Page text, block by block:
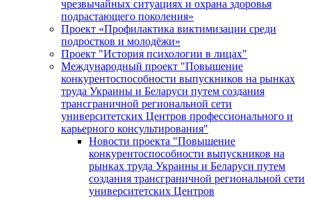
чрезвычайных ситуациях и охрана здоровья
подрастающего поколения»
Проект «Профилактика виктимизации среди
подростков и молодёжи»
Проект "История психологии в лицах"
Международный проект "Повышение
конкурентоспособности выпускников на рынках
труда Украины и Беларуси путем создания
трансграничной региональной сети
университетских Центров профессионального и
карьерного консультирования"
Новости проекта "Повышение
конкурентоспособности выпускников на
рынках труда Украины и Беларуси путем
создания трансграничной региональной сети
университетских Центров